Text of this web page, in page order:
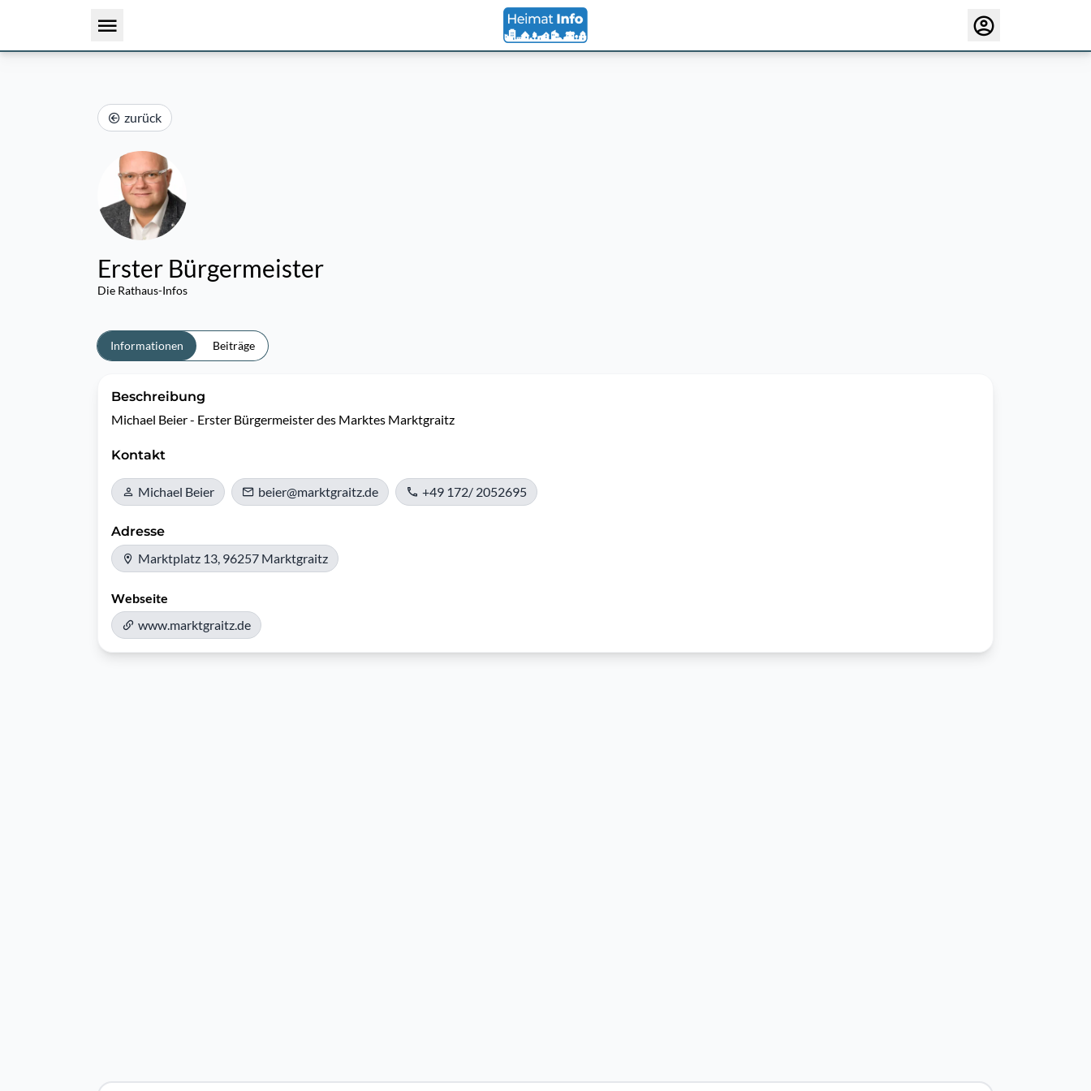
zurück
Erster Bürgermeister
Die Rathaus-Infos
Informationen Beiträge
Beschreibung
Michael Beier - Erster Bürgermeister des Marktes Marktgraitz
Kontakt
Michael Beier beier@marktgraitz.de +49 172/ 2052695
Adresse
Marktplatz 13, 96257 Marktgraitz
Webseite
www.marktgraitz.de